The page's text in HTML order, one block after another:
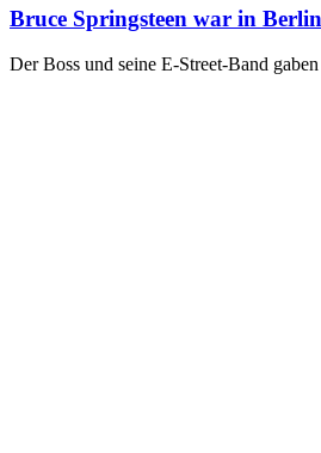
Bruce Springsteen war in
Der Boss und seine E-Street-Band